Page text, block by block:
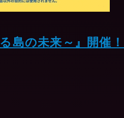
島の未来～』開催！